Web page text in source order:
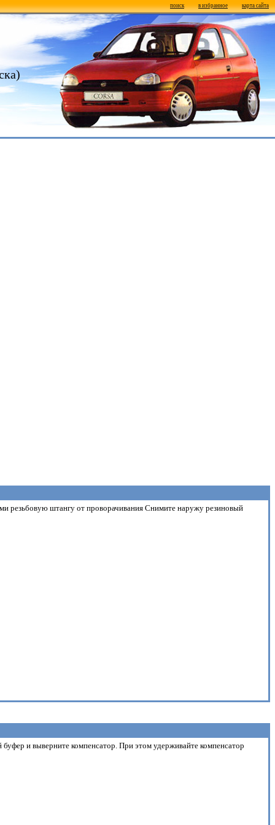
поиск в избранное карта сайта
резьбовую штангу от проворачивания Снимите наружу резиновый
и выверните компенсатор. При этом удерживайте компенсатор